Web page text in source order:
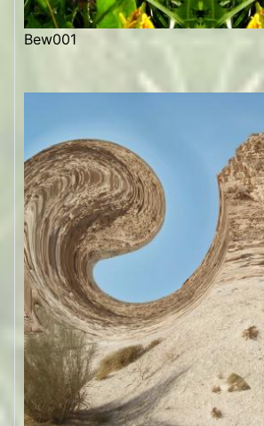
Bew001